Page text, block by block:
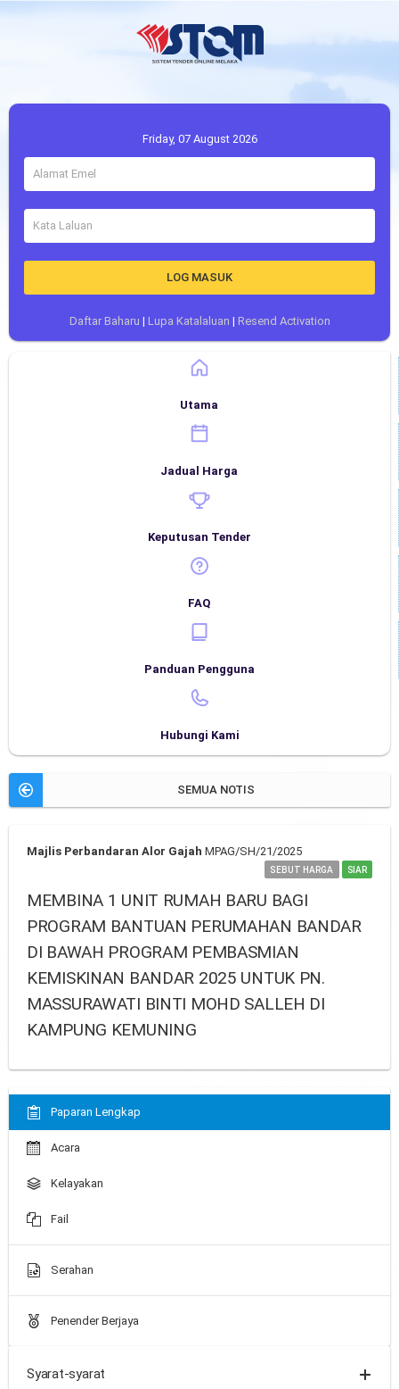
Friday, 07 August 2026
LOG MASUK
Daftar Baharu | Lupa Katalaluan | Resend Activation
Utama
Jadual Harga
Keputusan Tender
FAQ
Panduan Pengguna
Hubungi Kami
SEMUA NOTIS
Majlis Perbandaran Alor Gajah MPAG/SH/21/2025
SEBUT HARGA SIAR
MEMBINA 1 UNIT RUMAH BARU BAGI
PROGRAM BANTUAN PERUMAHAN BANDAR
DI BAWAH PROGRAM PEMBASMIAN
KEMISKINAN BANDAR 2025 UNTUK PN.
MASSURAWATI BINTI MOHD SALLEH DI
KAMPUNG KEMUNING
Paparan Lengkap
Acara
Kelayakan
Fail
Serahan
Penender Berjaya
Syarat-syarat